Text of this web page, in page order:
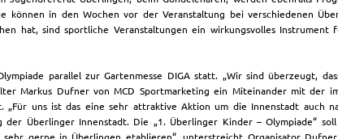
können in den Wochen vor der Veranstaltung bei verschiedenen
hat, sind sportliche Veranstaltungen ein wirkungsvolles
parallel zur Gartenmesse DIGA statt. „Wir sind überzeugt,
Markus Dufner von MCD Sportmarketing ein Miteinander mit
„Für uns ist das eine sehr attraktive Aktion um die Innenstadt
Überlinger Innenstadt. Die „1. Überlinger Kinder – Olympiade“
gerne in Überlingen etablieren“, unterstreicht Organisator Dufner